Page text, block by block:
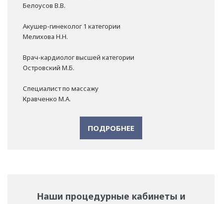
Белоусов В.В.
Акушер-гинеколог 1 категории
Мелихова Н.Н.
Врач-кардиолог высшей категории
Островский М.Б.
Специалист по массажу
Кравченко М.А.
ПОДРОБНЕЕ
Наши процедурные кабинеты и